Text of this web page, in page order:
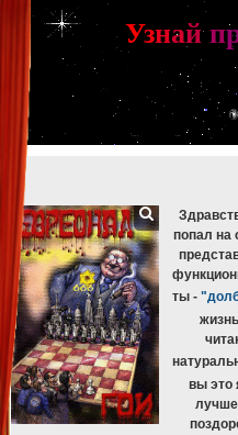
[phpBB Debug] PHP Warning : in file
mysqli_fetch_assoc(): Couldn't fetch
[phpBB Debug] PHP Warning: in file[ROOT]/
mysqli_free_result(): Couldn't fetch
[phpBB Debug] PHP Warning
mysqli_fetch_assoc(): Couldn't fetch
[phpBB Debug] PHP Warning
: in file
mysqli_free_result(): Couldn't fetch
[phpBB Debug] PHP Warning: in file [ROOT]/
mysqli_fetch_assoc(): Couldn't fetch
[phpBB Debug] PHP Warning
mysqli_free_result(): Couldn't fetch
Узнай п
попал на
ты -
вы это
лучше